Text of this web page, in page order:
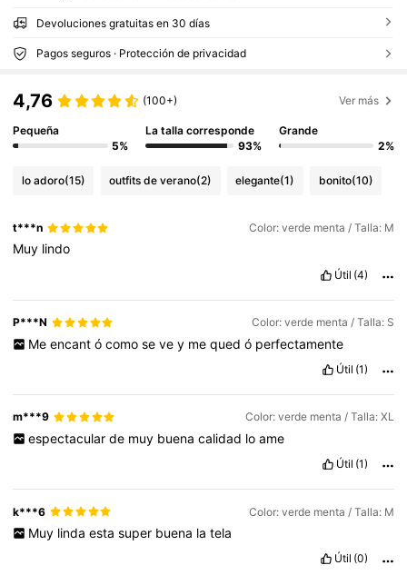
Devoluciones gratuitas en 30 días
Pagos seguros · Protección de privacidad
4,76 (100+) Ver más
Pequeña
5%
La talla corresponde
93%
Grande
2%
lo adoro(15) outfits de verano(2) elegante(1) bonito(10)
t***n Color: verde menta / Talla: M
Muy lindo
Útil (4)
P***N Color: verde menta / Talla: S
Me encant ó como se ve y me qued ó perfectamente
Útil (1)
m***9 Color: verde menta / Talla: XL
espectacular de muy buena calidad lo ame
Útil (1)
k***6 Color: verde menta / Talla: M
Muy linda esta super buena la tela
Útil (0)